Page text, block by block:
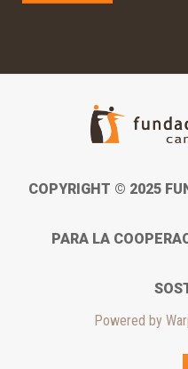
COPYRIGHT © 2025
PARA LA
Powered by